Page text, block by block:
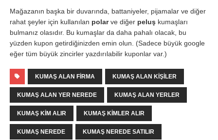
Mağazanın başka bir duvarında, battaniyeler, pijamalar ve diğer
rahat şeyler için kullanılan polarve diğer peluş kumaşları
bulmanız olasıdır. Bu kumaşlar da daha pahalı olacak, bu
yüzden kupon getirdiğinizden emin olun. (Sadece büyük google
eğer tüm büyük zincirler yazdırılabilir kuponlar var.)
KUMAŞ ALAN FIRMA KUMAŞ ALAN KIŞILER
KUMAŞ ALAN YER NEREDE KUMAŞ ALAN YERLER
KUMAŞ KIM ALIR KUMAŞ KIMLER ALIR
KUMAŞ NEREDE KUMAŞ NEREDE SATILIR